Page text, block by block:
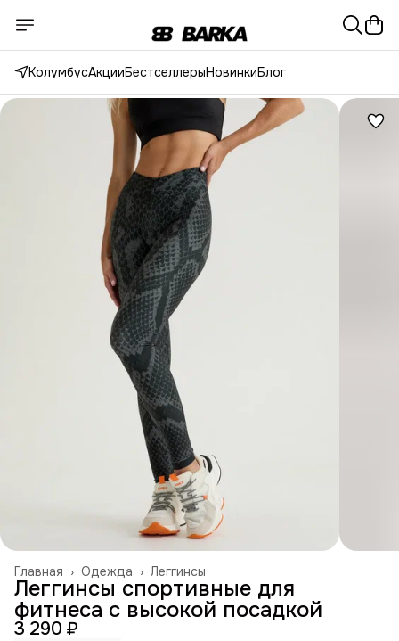
КолумбусАкцииБестселлерыНовинкиБлог
Леггинсы
Одежда ›
Главная ›
Леггинсы спортивные для
фитнеса с высокой посадкой
3 290 ₽